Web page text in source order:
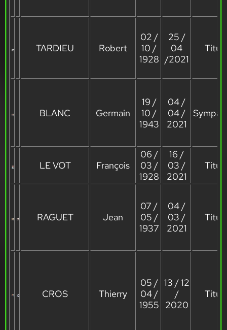
TARDIEU Robert
02 /
10 /
1928
25 /
04
/2021
BLANC Germain
19 /
10 /
1943
04 /
04 /
2021
LE VOT François
06 /
03 /
1928
16 /
03 /
2021
RAGUET Jean
07 /
05 /
1937
04 /
03 /
2021
CROS Thierry
05 /
04 /
1955
13 / 12
/
2020